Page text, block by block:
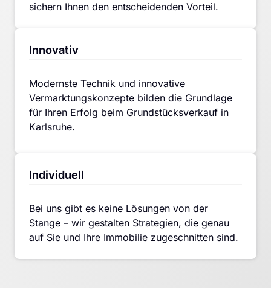
sichern Ihnen den entscheidenden Vorteil.
Innovativ
Modernste Technik und innovative
Vermarktungskonzepte bilden die Grundlage
für Ihren Erfolg beim Grundstücksverkauf in
Karlsruhe.
Individuell
Bei uns gibt es keine Lösungen von der
Stange – wir gestalten Strategien, die genau
auf Sie und Ihre Immobilie zugeschnitten sind.